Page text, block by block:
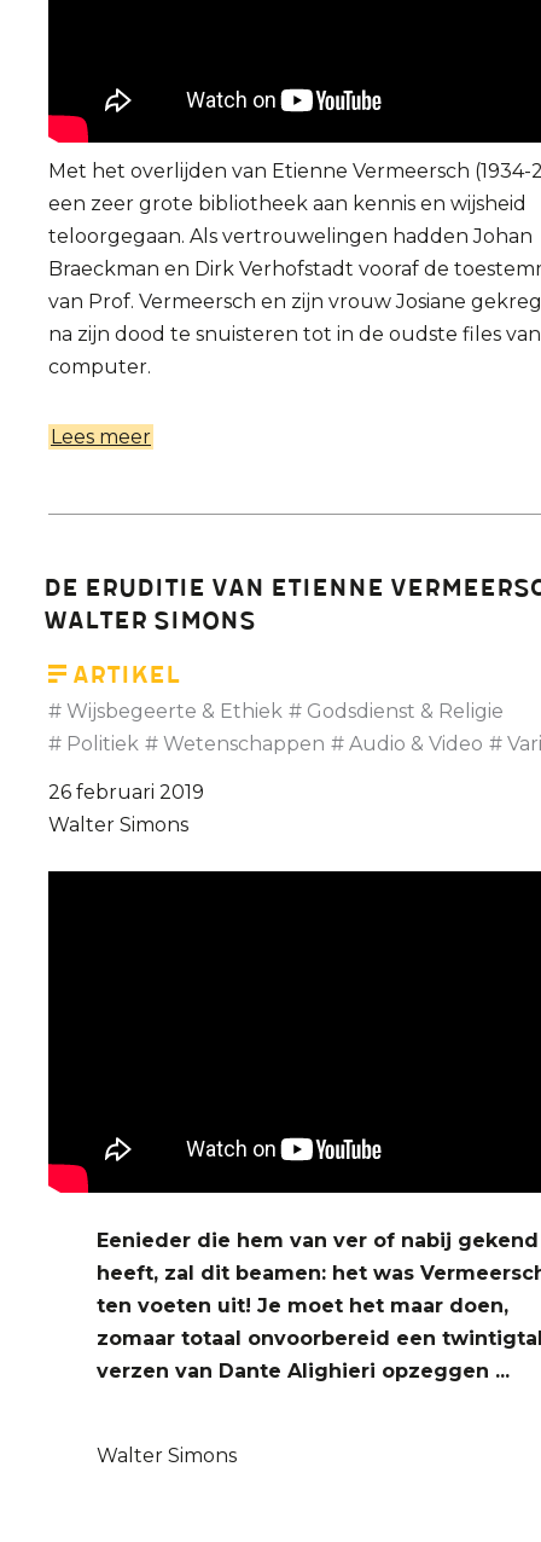
Met het overlijden van Etienne Vermeersch (1934-
een zeer grote bibliotheek aan kennis en wijsheid
teloorgegaan. Als vertrouwelingen hadden Johan
Braeckman en Dirk Verhofstadt vooraf de
van Prof. Vermeersch en zijn vrouw Josiane
na zijn dood te snuisteren tot in de oudste files
computer.
Lees meer
Vermeersch:
Johan
Braeckman
De
De eruditie van Etienne
Walter Simons
Artikel
Wijsbegeerte & Ethiek
Godsdienst & Religie
Politiek
Wetenschappen Audio & Video
26 februari 2019
Walter Simons
Eenieder die hem van ver of nabij gekend
heeft, zal dit beamen: het was
ten voeten uit! Je moet het maar doen,
zomaar totaal onvoorbereid een
verzen van Dante Alighieri opzeggen ...
Walter Simons